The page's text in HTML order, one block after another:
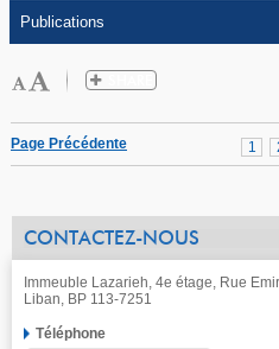
1
Page Précédente
CONTACTEZ-NOUS
Immeuble Lazarieh, 4e étage, Rue
Liban, BP 113-7251
Téléphone